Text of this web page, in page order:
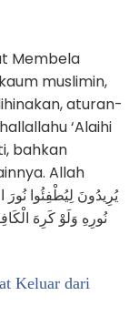
Membela
muslimin,
aturan-
‘Alaihi
bahkan
Allah
Keluar dari